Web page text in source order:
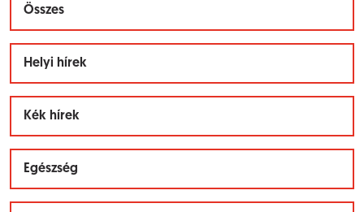
Összes
Helyi hírek
Kék hírek
Egészség